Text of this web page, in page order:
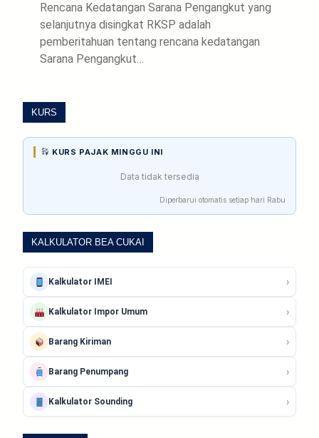
Rencana Kedatangan Sarana Pengangkut yang
selanjutnya disingkat RKSP adalah
pemberitahuan tentang rencana kedatangan
Sarana Pengangkut…
KURS
KURS PAJAK MINGGU INI
Data tidak tersedia
Diperbarui otomatis setiap hari Rabu
KALKULATOR BEA CUKAI
Kalkulator IMEI ›
Kalkulator Impor Umum ›
Barang Kiriman ›
Barang Penumpang ›
Kalkulator Sounding ›